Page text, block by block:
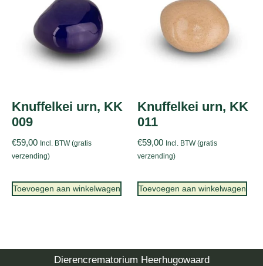
Knuffelkei urn, KK
009
€59,00 Incl. BTW (gratis
verzending)
Toevoegen aan winkelwagen
Knuffelkei urn, KK
011
€59,00 Incl. BTW (gratis
verzending)
Toevoegen aan winkelwagen
Dierencrematorium Heerhugowaard